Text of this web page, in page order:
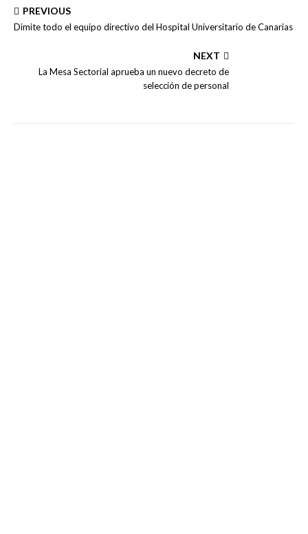
PREVIOUS
Dimite todo el equipo directivo del Hospital Universitario de Canarias
NEXT
La Mesa Sectorial aprueba un nuevo decreto de
selección de personal